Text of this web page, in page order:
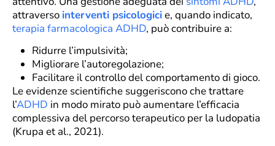
attraverso interventi psicologicie, quando indicato,
terapia farmacologica ADHD, può contribuire a:
Ridurre l’impulsività;
Migliorare l’autoregolazione;
Facilitare il controllo del comportamento di gioco.
Le evidenze scientifiche suggeriscono che trattare
l’ADHD in modo mirato può aumentare l’efficacia
complessiva del percorso terapeutico per la ludopatia
(Krupa et al., 2021).